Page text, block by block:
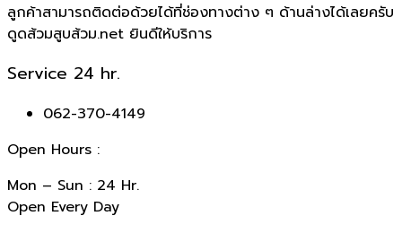
ลูกค้าสามารถติดต่อด้วยได้ที่ช่องทางต่าง ๆ ด้านล่างได้เลยครับ
ดูดส้วมสูบส้วม.net ยินดีให้บริการ
Service 24 hr.
062-370-4149
Open Hours :
Mon – Sun : 24 Hr.
Open Every Day